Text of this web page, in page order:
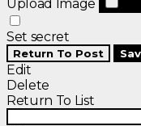
Upload Image
Set secret
Return To Post
Edit
Delete
Return To List